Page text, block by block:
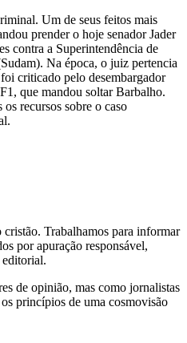
Um de seus feitos mais
prender o hoje senador Jader
contra a Superintendência de
Na época, o juiz pertencia
criticado pelo desembargador
que mandou soltar Barbalho.
recursos sobre o caso
Trabalhamos para informar
por apuração responsável,
editorial.
de opinião, mas como jornalistas
princípios de uma cosmovisão